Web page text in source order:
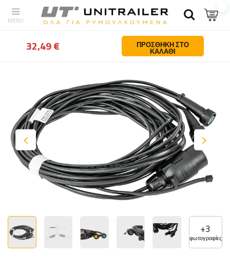
Πίσω Σπίτι Φωτισμος και ηλεκτρολογικα Πλεγματα
+3
φωτογραφίες
32,49 € ΠΡΟΣΘΉΚΗ ΣΤΟ
ΚΑΛΆΘΙ